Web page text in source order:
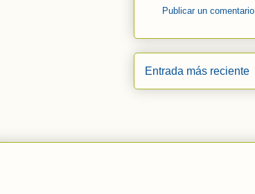
Publicar un comentario
Entrada más reciente